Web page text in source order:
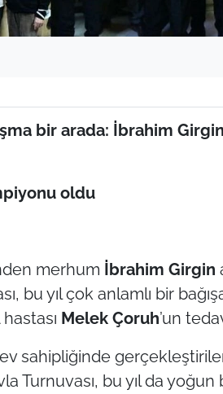
bir arada: İbrahim
oldu
merhum İbrahim Girgin
bu yıl çok anlamlı bir
Melek Çoruh’un
sahipliğinde
Turnuvası, bu yıl da yoğun